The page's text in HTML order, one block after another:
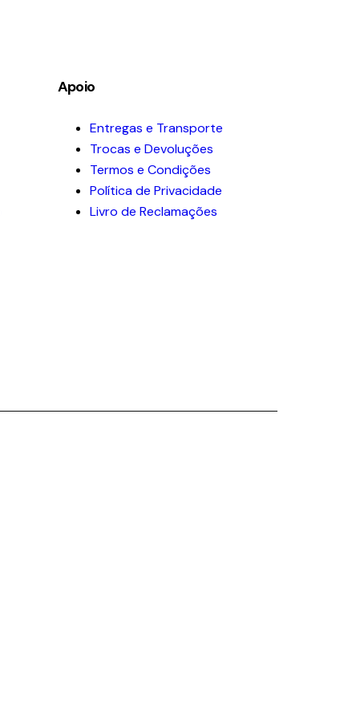
Apoio
Entregas e Transporte
Trocas e Devoluções
Termos e Condições
Política de Privacidade
Livro de Reclamações